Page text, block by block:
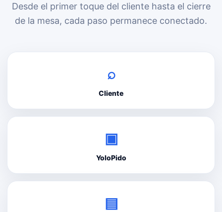
Desde el primer toque del cliente hasta el cierre
de la mesa, cada paso permanece conectado.
⌕
Cliente
▣
YoloPido
▤